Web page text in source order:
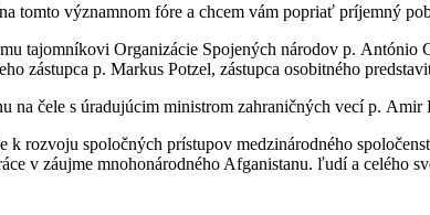
tomto významnom fóre a chcem vám popriať príjemný
tajomníkovi Organizácie Spojených národov p.
zástupca p. Markus Potzel, zástupca osobitného
na čele s úradujúcim ministrom zahraničných vecí p. Amir
k rozvoju spoločných prístupov medzinárodného
v záujme mnohonárodného Afganistanu. ľudí a celého